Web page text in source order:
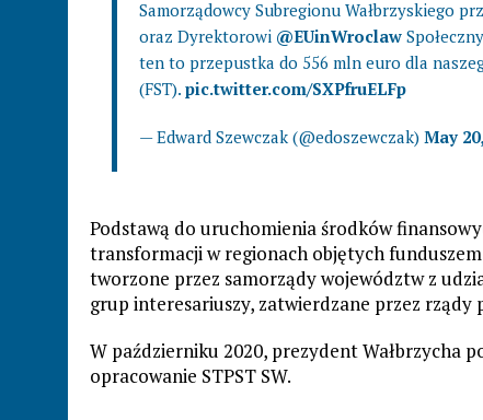
Samorządowcy Subregionu Wałbrzyskiego
oraz Dyrektorowi @EUinWroclaw
ten to przepustka do 556 mln euro dla
(FST). pic.twitter.com/SXPfruELFp
— Edward Szewczak (@edoszewczak) May
Podstawą do uruchomienia środków
transformacji w regionach objętych
tworzone przez samorządy województw z
grup interesariuszy, zatwierdzane przez rządy
W październiku 2020, prezydent Wałbrzycha
opracowanie STPST SW.